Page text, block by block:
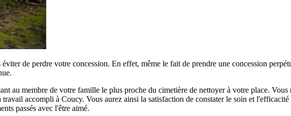
de perdre votre concession. En effet, même le fait de prendre une concession
au membre de votre famille le plus proche du cimetière de nettoyer à votre place.
accompli à Coucy. Vous aurez ainsi la satisfaction de constater le soin et
passés avec l'être aimé.